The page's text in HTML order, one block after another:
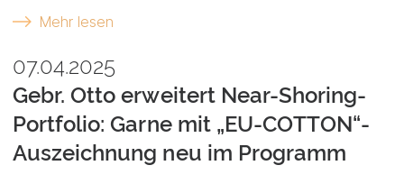
Mehr lesen
07.04.2025
Gebr. Otto erweitert Near-Shoring-
Portfolio: Garne mit „EU-COTTON“-
Auszeichnung neu im Programm